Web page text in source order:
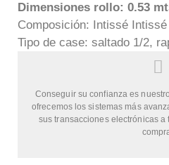
Dimensiones rollo: 0.53
Composición: Intissé Intissé
Tipo de case: saltado 1/2,
Conseguir su confianza es
ofrecemos los sistemas más
sus transacciones electrónicas